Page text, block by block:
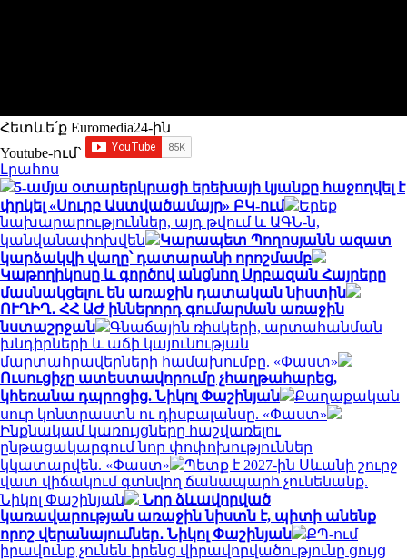
Հետևե՛ք Euromedia24-ին
Youtube-ում`
Լրահոս
5-ամյա օտարերկրացի երեխայի կյանքը հաջողվել է
փրկել «Սուրբ Աստվածամայր» ԲԿ-ում
Երեք
նախարարություններ, այդ թվում և ԱԳՆ-ն,
կանվանափոխվեն
Կարապետ Պողոսյանն ազատ
կարձակվի վաղը՝ դատարանի որոշմամբ
Կաթողիկոսը և գործով անցնող Սրբազան Հայրերը
մասնակցելու են առաջին դատական նիստին
ՈՒՂԻՂ․ ՀՀ ԱԺ իններորդ գումարման առաջին
նստաշրջան
Գնաճային ռիսկերի, արտահանման
խնդիրների և աճի կայունության
մարտահրավերների համախումբը. «Փաստ»
Ուսուցիչը ատեստավորումը չհաղթահարեց,
կհեռանա դպրոցից. Նիկոլ Փաշինյան
Քաղաքական
սուր կոնտրաստն ու դիսբալանսը. «Փաստ»
Ինքնակամ կառույցները հաշվառելու
ընթացակարգում նոր փոփոխություններ
կկատարվեն. «Փաստ»
Պետք է 2027-ին Սևանի շուրջ
վատ վիճակում գտնվող ճանապարհ չունենանք.
Նիկոլ Փաշինյան
Նոր ձևավորված
կառավարության առաջին նիստն է, պիտի անենք
որոշ վերանայումներ․ Նիկոլ Փաշինյան
ՔՊ-ում
իրավունք չունեն իրենց վիրավորվածությունը ցույց